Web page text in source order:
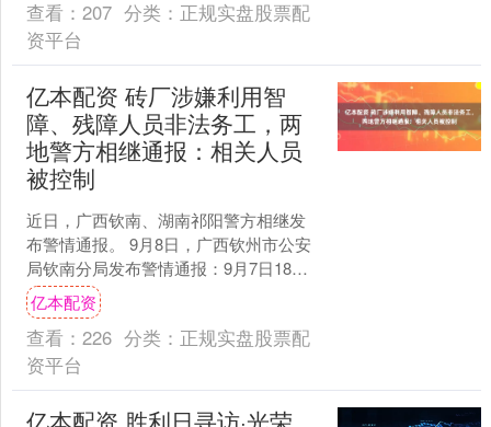
查看： 207 分类： 正规实盘股票配
资平台
亿本配资 砖厂涉嫌利用智
障、残障人员非法务工，两
地警方相继通报：相关人员
被控制
近日，广西钦南、湖南祁阳警方相继发
布警情通报。 9月8日，广西钦州市公安
局钦南分局发布警情通报：9月7日18时
52分，有群众报称，钦州市钦南区大番
坡镇青龙村委贵....
亿本配资
查看： 226 分类： 正规实盘股票配
资平台